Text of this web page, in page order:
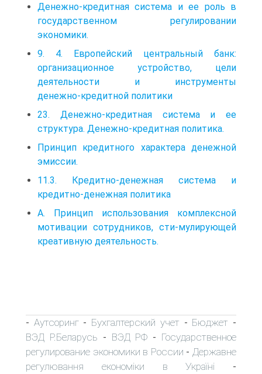
Денежно-кредитная система и ее роль в
государственном регулировании
экономики.
9. 4. Европейский центральный банк:
организационное устройство, цели
деятельности и инструменты
денежно‑кредитной политики
23. Денежно-кредитная система и ее
структура. Денежно-кредитная политика.
Принцип кредитного характера денежной
эмиссии.
11.3. Кредитно-денежная система и
кредитно-денежная политика
А. Принцип использования комплексной
мотивации сотрудников, сти-мулирующей
креативную деятельность.
- Аутсоринг- Бухгалтерский учет - Бюджет -
ВЭД Р.Беларусь - ВЭД РФ - Государственное
регулирование экономики в России - Державне
регулювання економіки в Україні -